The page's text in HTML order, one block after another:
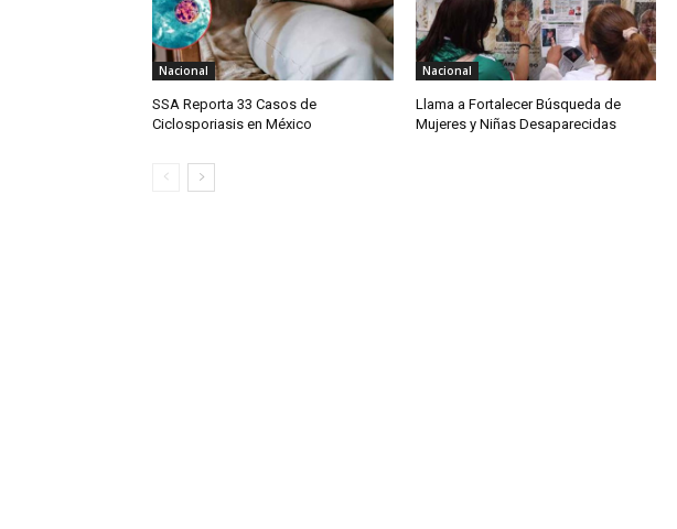
Nacional
SSA Reporta 33 Casos de
Ciclosporiasis en México
Nacional
Llama a Fortalecer Búsqueda de
Mujeres y Niñas Desaparecidas